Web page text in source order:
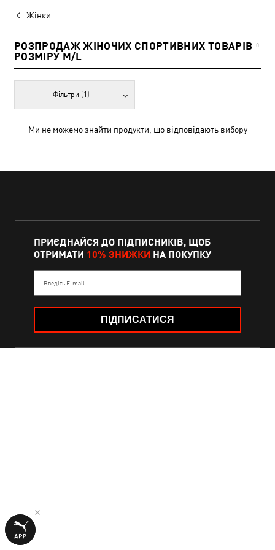
Жінки
РОЗПРОДАЖ ЖІНОЧИХ СПОРТИВНИХ ТОВАРІВ
РОЗМІРУ M/L
0
Фільтри (1)
Ми не можемо знайти продукти, що відповідають вибору
ПРИЄДНАЙСЯ ДО ПІДПИСНИКІВ, ЩОБ
ОТРИМАТИ 10% ЗНИЖКИ НА ПОКУПКУ
Введіть E-mail
ПІДПИСАТИСЯ